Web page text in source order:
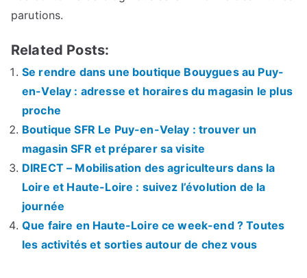
parutions.
Related Posts:
Se rendre dans une boutique Bouygues au Puy-
en-Velay : adresse et horaires du magasin le plus
proche
Boutique SFR Le Puy-en-Velay : trouver un
magasin SFR et préparer sa visite
DIRECT – Mobilisation des agriculteurs dans la
Loire et Haute-Loire : suivez l’évolution de la
journée
Que faire en Haute-Loire ce week-end ? Toutes
les activités et sorties autour de chez vous